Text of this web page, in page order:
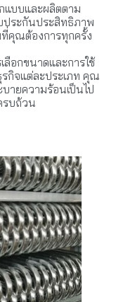
แบบและผลิตตาม
ประกันประสิทธิภาพ
ที่คุณต้องการทุกครั้ง
อกขนาดและการใช้
รกิจแต่ละประเภท คุณ
บายความร้อนเป็นไป
รบถ้วน